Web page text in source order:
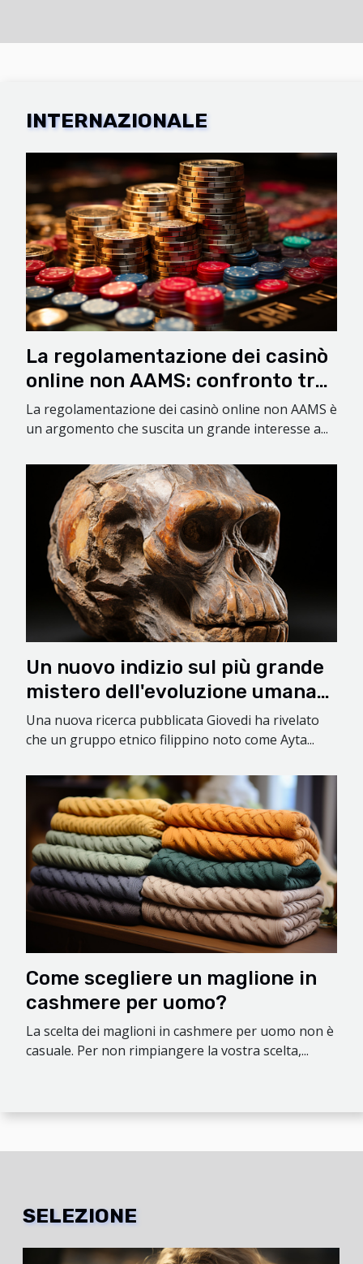
INTERNAZIONALE
La regolamentazione dei casinò
online non AAMS: confronto tra
vari Paesi
La regolamentazione dei casinò online non AAMS è
un argomento che suscita un grande interesse a...
Un nuovo indizio sul più grande
mistero dell'evoluzione umana
trovato nelle Filippin
Una nuova ricerca pubblicata Giovedi ha rivelato
che un gruppo etnico filippino noto come Ayta...
Come scegliere un maglione in
cashmere per uomo?
La scelta dei maglioni in cashmere per uomo non è
casuale. Per non rimpiangere la vostra scelta,...
SELEZIONE